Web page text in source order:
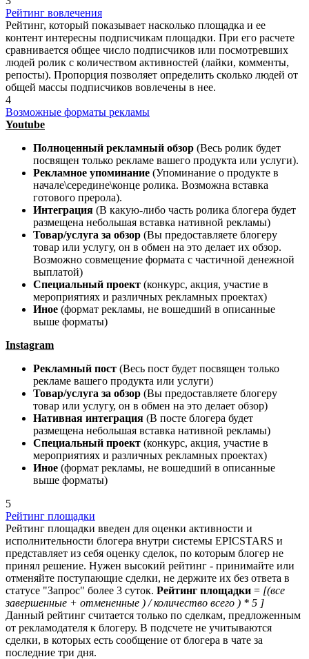
Рейтинг вовлечения
Рейтинг, который показывает насколько площадка и ее
контент интересны подписчикам площадки. При его расчете
сравнивается общее число подписчиков или посмотревших
людей ролик с количеством активностей (лайки, комменты,
репосты). Пропорция позволяет определить сколько людей от
общей массы подписчиков вовлечены в нее.
4
Возможные форматы рекламы
Youtube
Полноценный рекламный обзор (Весь ролик будет
посвящен только рекламе вашего продукта или услуги).
Рекламное упоминание (Упоминание о продукте в
начале\середине\конце ролика. Возможна вставка
готового прерола).
Интеграция (В какую-либо часть ролика блогера будет
размещена небольшая вставка нативной рекламы)
Товар/услуга за обзор (Вы предоставляете блогеру
товар или услугу, он в обмен на это делает их обзор.
Возможно совмещение формата с частичной денежной
выплатой)
Специальный проект (конкурс, акция, участие в
мероприятиях и различных рекламных проектах)
Иное (формат рекламы, не вошедший в описанные
выше форматы)
Instagram
Рекламный пост (Весь пост будет посвящен только
рекламе вашего продукта или услуги)
Товар/услуга за обзор (Вы предоставляете блогеру
товар или услугу, он в обмен на это делает обзор)
Нативная интеграция (В посте блогера будет
размещена небольшая вставка нативной рекламы)
Специальный проект (конкурс, акция, участие в
мероприятиях и различных рекламных проектах)
Иное (формат рекламы, не вошедший в описанные
выше форматы)
5
Рейтинг площадки
Рейтинг площадки введен для оценки активности и
исполнительности блогера внутри системы EPICSTARS и
представляет из себя оценку сделок, по которым блогер не
принял решение. Нужен высокий рейтинг - принимайте или
отменяйте поступающие сделки, не держите их без ответа в
статусе "Запрос" более 3 суток. Рейтинг площадки = [(все
завершенные + отмененные ) / количество всего ) * 5 ]
Данный рейтинг считается только по сделкам, предложенным
от рекламодателя к блогеру. В подсчете не учитываются
сделки, в которых есть сообщение от блогера в чате за
последние три дня.